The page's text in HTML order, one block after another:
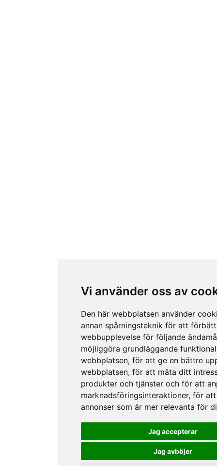
Vi använder oss av
Den här webbplatsen använder
annan spårningsteknik för att
webbupplevelse för följande
möjliggöra grundläggande
webbplatsen, för att ge en bättre
webbplatsen, för att mäta ditt
produkter och tjänster och för att
marknadsföringsinteraktioner, för att
annonser som är mer relevanta för
Jag accepterar
Jag avböjer